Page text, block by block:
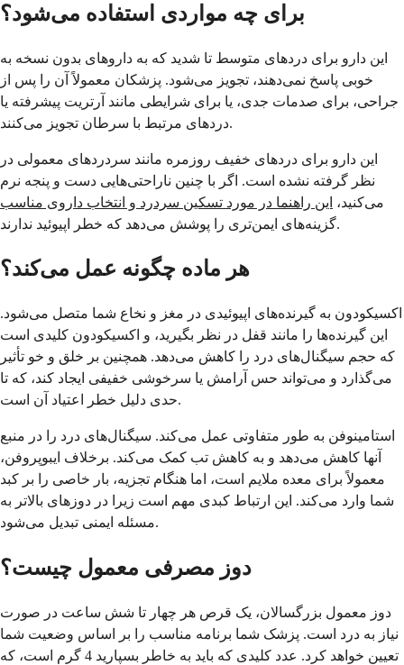
برای چه مواردی استفاده می‌شود؟
این دارو برای دردهای متوسط تا شدید که به داروهای بدون نسخه به
خوبی پاسخ نمی‌دهند، تجویز می‌شود. پزشکان معمولاً آن را پس از
جراحی، برای صدمات جدی، یا برای شرایطی مانند آرتریت پیشرفته یا
دردهای مرتبط با سرطان تجویز می‌کنند.
این دارو برای دردهای خفیف روزمره مانند سردردهای معمولی در
نظر گرفته نشده است. اگر با چنین ناراحتی‌هایی دست و پنجه نرم
می‌کنید، این راهنما در مورد تسکین سردرد و انتخاب داروی مناسب
گزینه‌های ایمن‌تری را پوشش می‌دهد که خطر اپیوئید ندارند.
هر ماده چگونه عمل می‌کند؟
اکسیکودون به گیرنده‌های اپیوئیدی در مغز و نخاع شما متصل می‌شود.
این گیرنده‌ها را مانند قفل در نظر بگیرید، و اکسیکودون کلیدی است
که حجم سیگنال‌های درد را کاهش می‌دهد. همچنین بر خلق و خو تأثیر
می‌گذارد و می‌تواند حس آرامش یا سرخوشی خفیفی ایجاد کند، که تا
حدی دلیل خطر اعتیاد آن است.
استامینوفن به طور متفاوتی عمل می‌کند. سیگنال‌های درد را در منبع
آنها کاهش می‌دهد و به کاهش تب کمک می‌کند. برخلاف ایبوپروفن،
معمولاً برای معده ملایم است، اما هنگام تجزیه، بار خاصی را بر کبد
شما وارد می‌کند. این ارتباط کبدی مهم است زیرا در دوزهای بالاتر به
مسئله ایمنی تبدیل می‌شود.
دوز مصرفی معمول چیست؟
دوز معمول بزرگسالان، یک قرص هر چهار تا شش ساعت در صورت
نیاز به درد است. پزشک شما برنامه مناسب را بر اساس وضعیت شما
تعیین خواهد کرد. عدد کلیدی که باید به خاطر بسپارید 4 گرم است، که